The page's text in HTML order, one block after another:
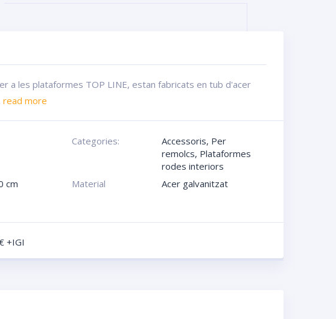
a les plataformes TOP LINE, estan fabricats en tub d'acer
read more
Categories: Accessoris, Per
remolcs, Plataformes
rodes interiors
cm Material
Acer galvanitzat
+IGI